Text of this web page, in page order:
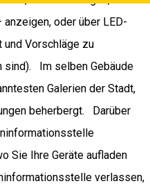
oder über LED-
und Vorschläge zu
sind). Im selben Gebäude
Galerien der Stadt,
beherbergt. Darüber
Sie Ihre Geräte aufladen
verlassen,